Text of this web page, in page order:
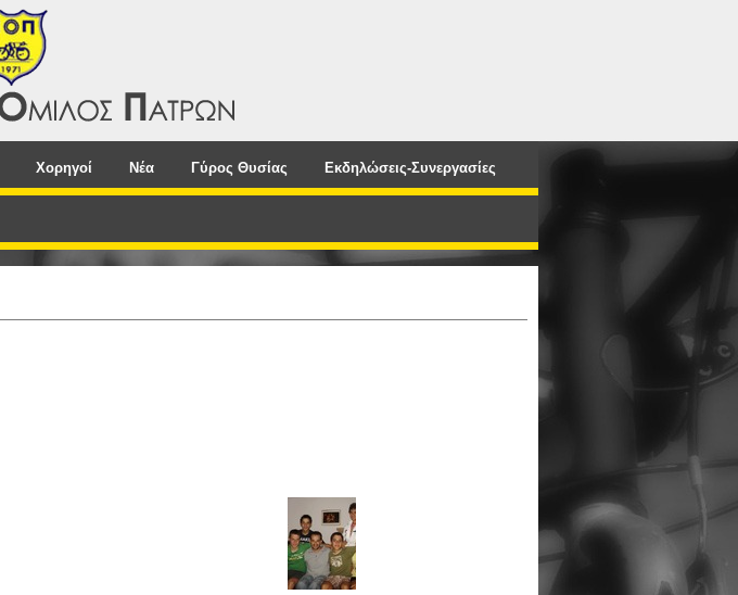
Χορηγοί Νέα Γύρος Θυσίας Εκδηλώσεις-Συνεργασίες